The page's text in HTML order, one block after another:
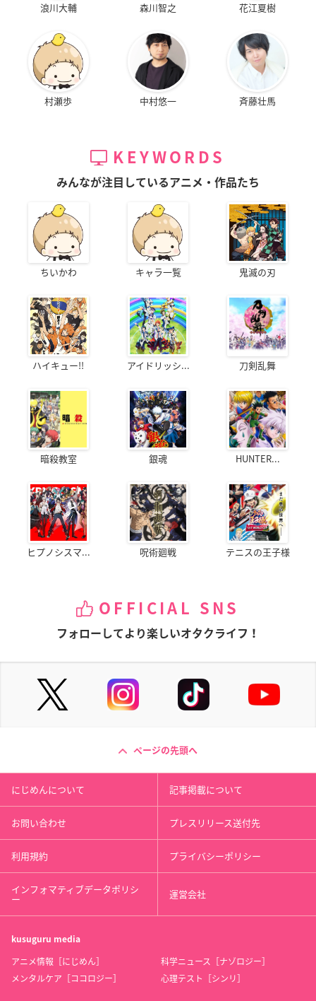
浪川大輔 森川智之 花江夏樹
村瀬歩 中村悠一 斉藤壮馬
KEYWORDS
みんなが注目しているアニメ・作品たち
ちいかわ キャラ一覧 鬼滅の刃
ハイキュー!! アイドリッシ... 刀剣乱舞
暗殺教室 銀魂 HUNTER...
ヒプノシスマ... 呪術廻戦 テニスの王子様
OFFICIAL SNS
フォローしてより楽しいオタクライフ！
ページの先頭へ
にじめんについて 記事掲載について
お問い合わせ プレスリリース送付先
利用規約 プライバシーポリシー
インフォマティブデータポリシ
ー 運営会社
kusuguru media
アニメ情報［にじめん］
科学ニュース［ナゾロジー］
メンタルケア［ココロジー］
心理テスト［シンリ］